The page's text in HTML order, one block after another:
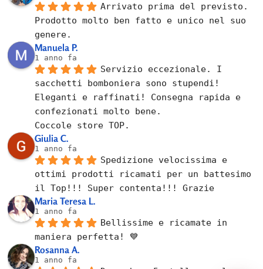
Arrivato prima del previsto.
Prodotto molto ben fatto e unico nel suo
genere.
Manuela P.
1 anno fa
Servizio eccezionale. I
sacchetti bomboniera sono stupendi!
Eleganti e raffinati! Consegna rapida e
confezionati molto bene.
Coccole store TOP.
Giulia C.
1 anno fa
Spedizione velocissima e
ottimi prodotti ricamati per un battesimo
il Top!!! Super contenta!!! Grazie
Maria Teresa L.
1 anno fa
Bellissime e ricamate in
maniera perfetta! 💙
Rosanna A.
1 anno fa